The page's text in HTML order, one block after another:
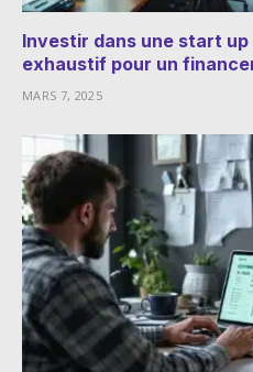
Investir dans une start
exhaustif pour un
MARS 7, 2025